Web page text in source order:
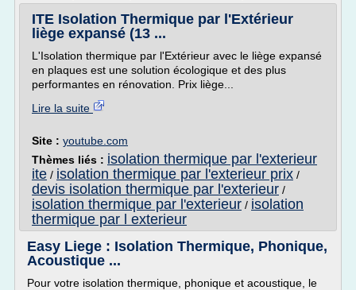
ITE Isolation Thermique par l'Extérieur
liège expansé (13 ...
L'Isolation thermique par l'Extérieur avec le liège expansé
en plaques est une solution écologique et des plus
performantes en rénovation. Prix liège...
Lire la suite
Site : youtube.com
Thèmes liés : isolation thermique par l'exterieur
ite / isolation thermique par l'exterieur prix /
devis isolation thermique par l'exterieur /
isolation thermique par l'exterieur / isolation
thermique par l exterieur
Easy Liege : Isolation Thermique, Phonique,
Acoustique ...
Pour votre isolation thermique, phonique et acoustique, le